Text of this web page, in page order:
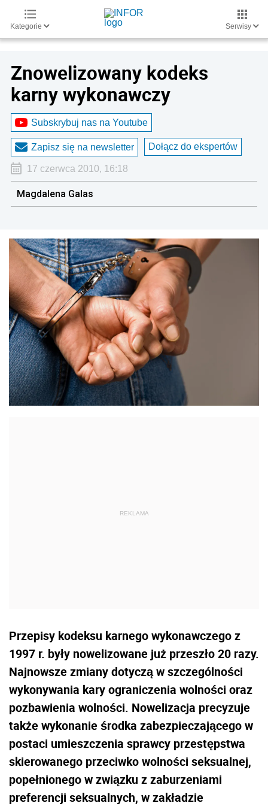
Kategorie Serwisy
Znowelizowany kodeks
karny wykonawczy
Subskrybuj nas na Youtube
Zapisz się na newsletter Dołącz do ekspertów
17 czerwca 2010, 16:18
Magdalena Galas
Przepisy kodeksu karnego wykonawczego z
1997 r. były nowelizowane już przeszło 20 razy.
Najnowsze zmiany dotyczą w szczególności
wykonywania kary ograniczenia wolności oraz
pozbawienia wolności. Nowelizacja precyzuje
także wykonanie środka zabezpieczającego w
postaci umieszczenia sprawcy przestępstwa
skierowanego przeciwko wolności seksualnej,
popełnionego w związku z zaburzeniami
preferencji seksualnych, w zakładzie